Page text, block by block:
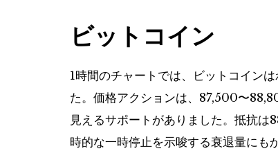
ビットコイン
1時間のチャートでは、ビットコイン
た。価格アクションは、87,500〜
見えるサポートがありました。抵抗
時的な一時停止を示唆する衰退量にも